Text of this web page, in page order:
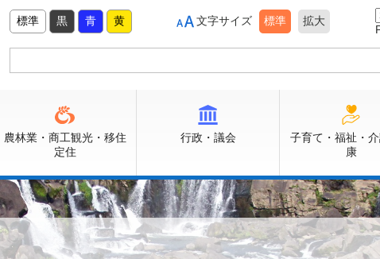
標準 黒 青 黄 文字サイズ 標準 拡大
農林業・商工観光・移住
定住
行政・議会
子育て・福祉・
康